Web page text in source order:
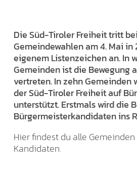
Die Süd-Tiroler Freiheit tritt
Gemeindewahlen am 4. Mai
eigenem Listenzeichen an. In
Gemeinden ist die Bewegung
vertreten. In zehn Gemeinden
der Süd-Tiroler Freiheit auf
unterstützt. Erstmals wird die
Bürgermeisterkandidaten ins
Hier findest du alle
Kandidaten.